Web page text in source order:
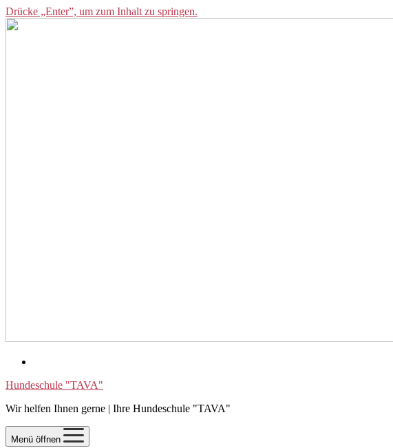
Drücke „Enter”, um zum Inhalt zu springen.
Hundeschule "TAVA"
Wir helfen Ihnen gerne | Ihre Hundeschule "TAVA"
Menü öffnen